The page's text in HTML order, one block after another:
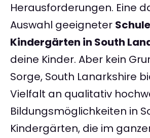
Herausforderungen. Eine
Auswahl geeigneter
Kindergärten in South
deine Kinder. Aber kein
Sorge, South Lanarkshire
Vielfalt an qualitativ
Bildungsmöglichkeiten in
Kindergärten, die im